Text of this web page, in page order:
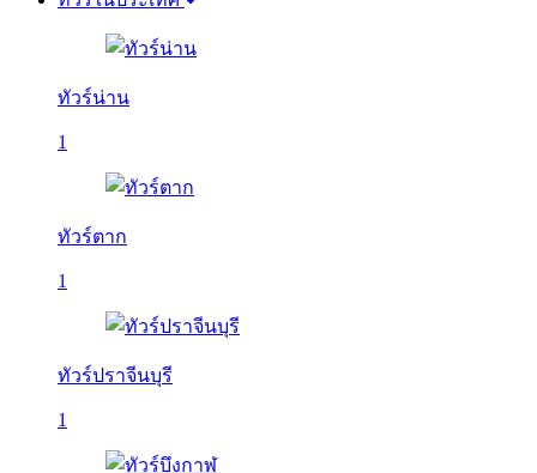
ทัวร์น่าน
1
ทัวร์ตาก
1
ทัวร์ปราจีนบุรี
1